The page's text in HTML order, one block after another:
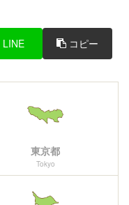
LINE コピー
東京都
Tokyo